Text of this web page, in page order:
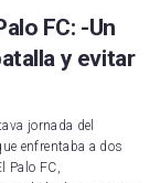
FC: -Un
y evitar
jornada del
enfrentaba a dos
Palo FC,